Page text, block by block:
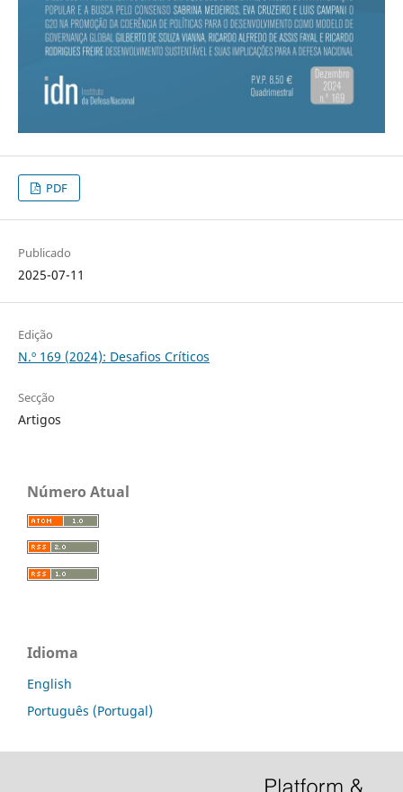
PDF
Publicado
2025-07-11
Edição
N.º 169 (2024): Desafios Críticos
Secção
Artigos
Número Atual
Idioma
English
Português (Portugal)